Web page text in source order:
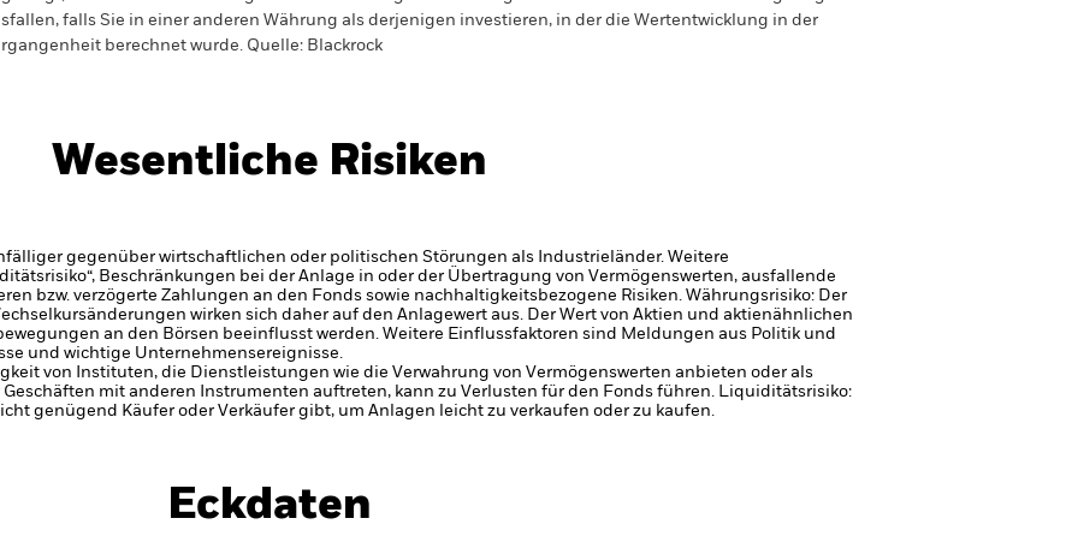
falls Sie in einer anderen Währung als derjenigen investieren, in der die Wertentwicklung in der
berechnet wurde. Quelle: Blackrock
Wesentliche Risiken
gegenüber wirtschaftlichen oder politischen Störungen als Industrieländer. Weitere
Beschränkungen bei der Anlage in oder der Übertragung von Vermögenswerten, ausfallende
bzw. verzögerte Zahlungen an den Fonds sowie nachhaltigkeitsbezogene Risiken. Währungsrisiko: Der
wirken sich daher auf den Anlagewert aus. Der Wert von Aktien und aktienähnlichen
an den Börsen beeinflusst werden. Weitere Einflussfaktoren sind Meldungen aus Politik und
und wichtige Unternehmensereignisse.
von Instituten, die Dienstleistungen wie die Verwahrung von Vermögenswerten anbieten oder als
mit anderen Instrumenten auftreten, kann zu Verlusten für den Fonds führen. Liquiditätsrisiko:
genügend Käufer oder Verkäufer gibt, um Anlagen leicht zu verkaufen oder zu kaufen.
Eckdaten